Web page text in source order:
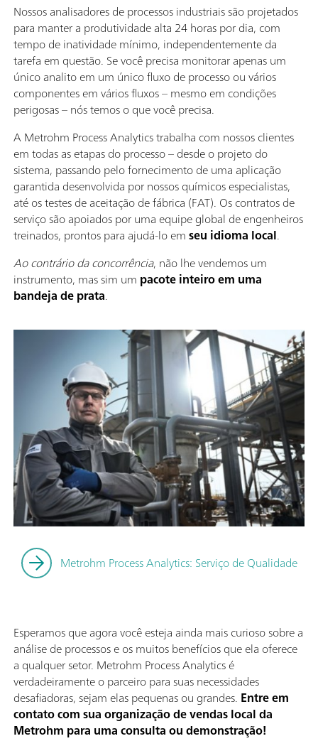
Nossos analisadores de processos industriais são projetados
para manter a produtividade alta 24 horas por dia, com
tempo de inatividade mínimo, independentemente da
tarefa em questão. Se você precisa monitorar apenas um
único analito em um único fluxo de processo ou vários
componentes em vários fluxos – mesmo em condições
perigosas – nós temos o que você precisa.
A Metrohm Process Analytics trabalha com nossos clientes
em todas as etapas do processo – desde o projeto do
sistema, passando pelo fornecimento de uma aplicação
garantida desenvolvida por nossos químicos especialistas,
até os testes de aceitação de fábrica (FAT). Os contratos de
serviço são apoiados por uma equipe global de engenheiros
treinados, prontos para ajudá-lo emseu idioma local.
Ao contrário da concorrência, não lhe vendemos um
instrumento, mas sim um pacote inteiro em uma
bandeja de prata.
Metrohm Process Analytics: Serviço de Qualidade
Esperamos que agora você esteja ainda mais curioso sobre a
análise de processos e os muitos benefícios que ela oferece
a qualquer setor. Metrohm Process Analytics é
verdadeiramente o parceiro para suas necessidades
desafiadoras, sejam elas pequenas ou grandes. Entre em
contato com sua organização de vendas local da
Metrohm para uma consulta ou demonstração!